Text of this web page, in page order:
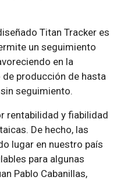
Titan Tracker es
un seguimiento
en la
producción de hasta
seguimiento.
rentabilidad y fiabilidad
De hecho, las
lugar en nuestro país
para algunas
Pablo Cabanillas,